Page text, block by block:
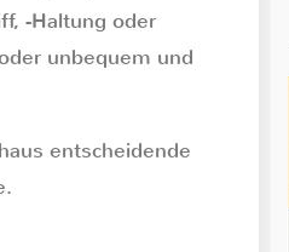
-Haltung oder
unbequem und
entscheidende